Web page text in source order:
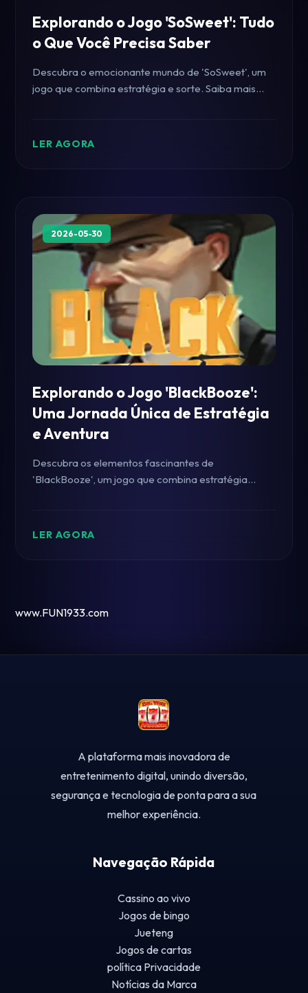
www.FUN1933.com
Explorando o Jogo 'SoSweet': Tudo
o Que Você Precisa Saber
Descubra o emocionante mundo de 'SoSweet', um
jogo que combina estratégia e sorte. Saiba mais
LER AGORA
2026-05-30
Explorando o Jogo 'BlackBooze':
Uma Jornada Única de Estratégia
e Aventura
Descubra os elementos fascinantes de
'BlackBooze', um jogo que combina estratégia
LER AGORA
www.FUN1933.com
A plataforma mais inovadora de
entretenimento digital, unindo diversão,
segurança e tecnologia de ponta para a sua
melhor experiência.
Navegação Rápida
Cassino ao vivo
Jogos de bingo
Jueteng
Jogos de cartas
política Privacidade
Notícias da Marca